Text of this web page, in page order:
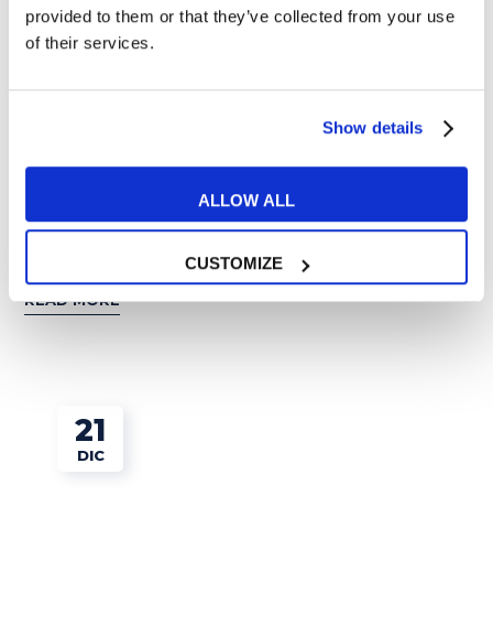
provided to them or that they’ve collected from your use
of their services.
Show details
ALLOW ALL
CUSTOMIZE
Come si festeggia san Patrizio nel mondo?
READ MORE
21
DIC